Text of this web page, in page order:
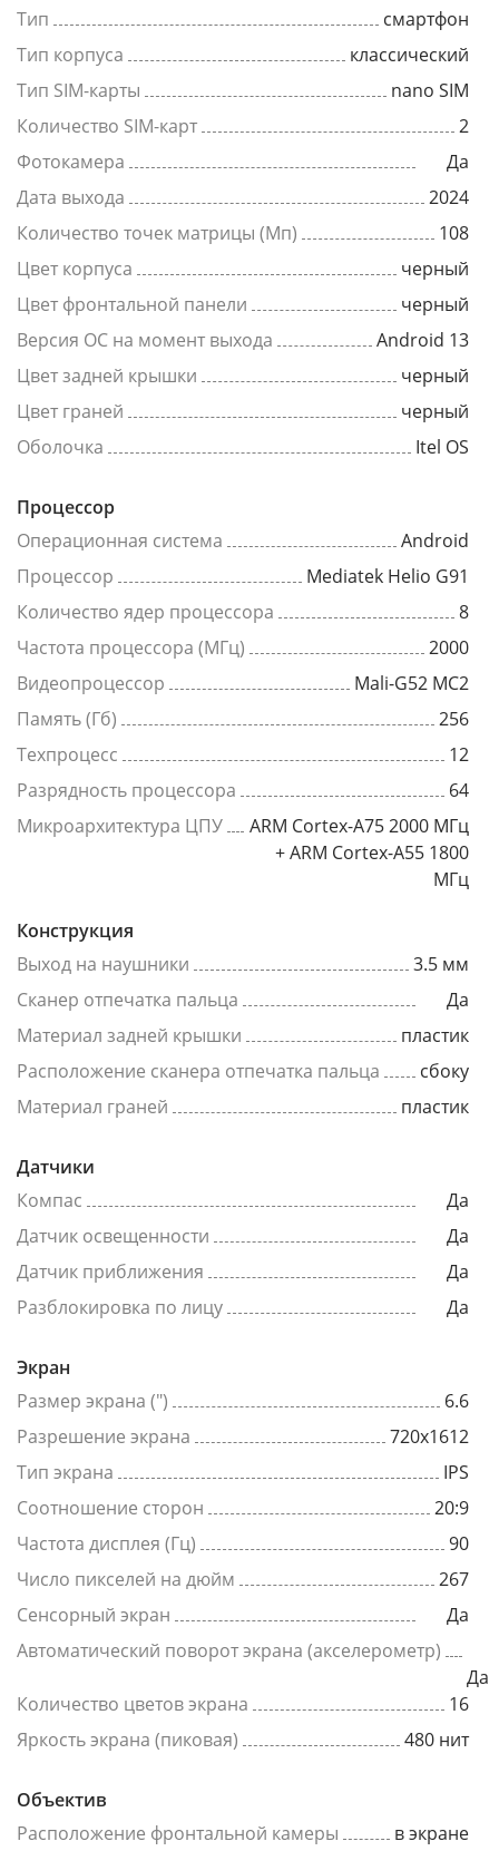
Тип
смартфон
Тип корпуса
классический
Тип SIM-карты
nano SIM
Количество SIM-карт
2
Фотокамера
Да
Дата выхода
2024
Количество точек матрицы (Мп)
108
Цвет корпуса
черный
Цвет фронтальной панели
черный
Версия ОС на момент выхода
Android 13
Цвет задней крышки
черный
Цвет граней
черный
Оболочка
Itel OS
Процессор
Операционная система
Android
Процессор
Mediatek Helio G91
Количество ядер процессора
8
Частота процессора (МГц)
2000
Видеопроцессор
Mali-G52 MC2
Память (Гб)
256
Техпроцесс
12
Разрядность процессора
64
Микроархитектура ЦПУ
ARM Cortex-A75 2000 МГц
+ ARM Cortex-A55 1800
МГц
Конструкция
Выход на наушники
3.5 мм
Сканер отпечатка пальца
Да
Материал задней крышки
пластик
Расположение сканера отпечатка пальца
сбоку
Материал граней
пластик
Датчики
Компас
Да
Датчик освещенности
Да
Датчик приближения
Да
Разблокировка по лицу
Да
Экран
Размер экрана (")
6.6
Разрешение экрана
720x1612
Тип экрана
IPS
Соотношение сторон
20:9
Частота дисплея (Гц)
90
Число пикселей на дюйм
267
Сенсорный экран
Да
Автоматический поворот экрана (акселерометр)
Да
Количество цветов экрана
16
Яркость экрана (пиковая)
480 нит
Объектив
Расположение фронтальной камеры
в экране